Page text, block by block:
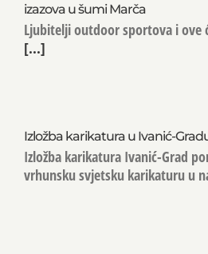
izazova u šumi Marča
Ljubitelji outdoor sportova i ove
[...]
Izložba karikatura u Ivanić-
Izložba karikatura Ivanić-Grad
vrhunsku svjetsku karikaturu u